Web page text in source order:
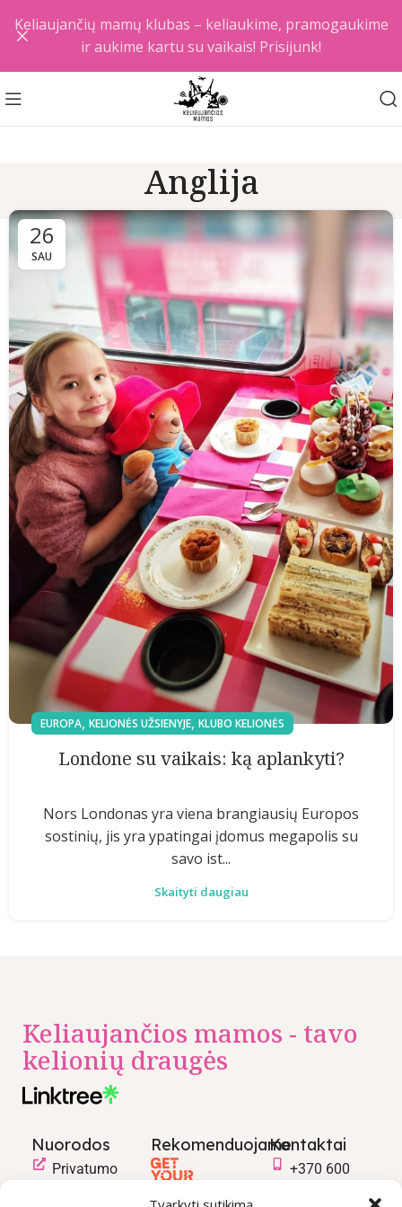
Anglija
26
SAU
EUROPA, KELIONĖS UŽSIENYJE, KLUBO KELIONĖS
Londone su vaikais: ką aplankyti?
Nors Londonas yra viena brangiausių Europos
sostinių, jis yra ypatingai įdomus megapolis su
savo ist...
Skaityti daugiau
Keliaujančios mamos - tavo
kelionių draugės
Nuorodos
Privatumo
RekomenduojameKontaktai
+370 600
Keliaujančių mamų klubas – keliaukime, pramogaukime
ir aukime kartu su vaikais! Prisijunk!